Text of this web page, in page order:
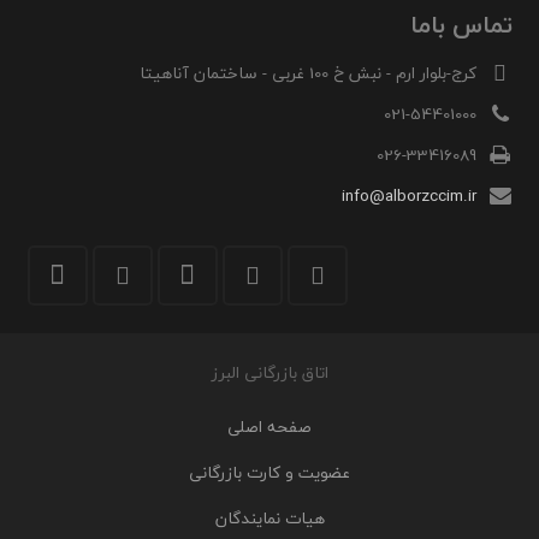
تماس باما
کرج-بلوار ارم - نبش خ 100 غربی - ساختمان آناهیتا
021-54401000
026-33416089
info@alborzccim.ir
اتاق بازرگانی البرز
صفحه اصلی
عضویت و کارت بازرگانی
هیات نمایندگان